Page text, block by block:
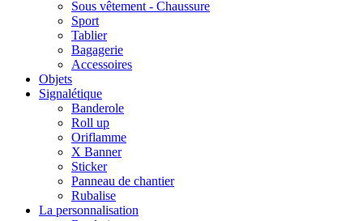
Sous vêtement - Chaussure
Sport
Tablier
Bagagerie
Accessoires
Objets
Signalétique
Banderole
Roll up
Oriflamme
X Banner
Sticker
Panneau de chantier
Rubalise
La personnalisation